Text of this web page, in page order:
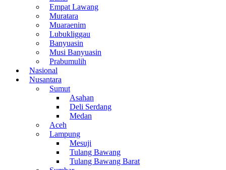
Empat Lawang
Muratara
Muaraenim
Lubukliggau
Banyuasin
Musi Banyuasin
Prabumulih
Nasional
Nusantara
Sumut
Asahan
Deli Serdang
Medan
Aceh
Lampung
Mesuji
Tulang Bawang
Tulang Bawang Barat